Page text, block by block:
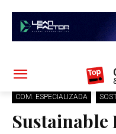
COM. ESPECIALIZADA